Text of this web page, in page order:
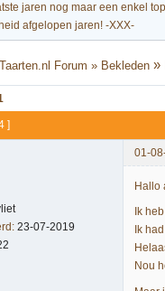
jaren nog maar een enkel
afgelopen jaren! -XXX-
Forum » Bekleden »
]
01-
23-07-2019
Hallo
Ik
Ik
Nou